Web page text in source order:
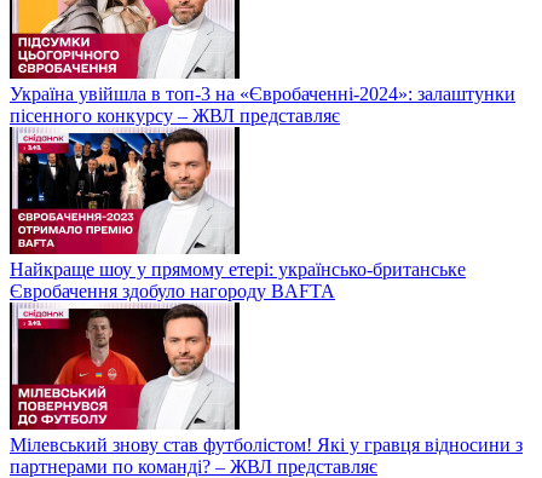
Україна увійшла в топ-3 на «Євробаченні-2024»: залаштунки
пісенного конкурсу – ЖВЛ представляє
Найкраще шоу у прямому етері: українсько-британське
Євробачення здобуло нагороду BAFTA
Мілевський знову став футболістом! Які у гравця відносини з
партнерами по команді? – ЖВЛ представляє